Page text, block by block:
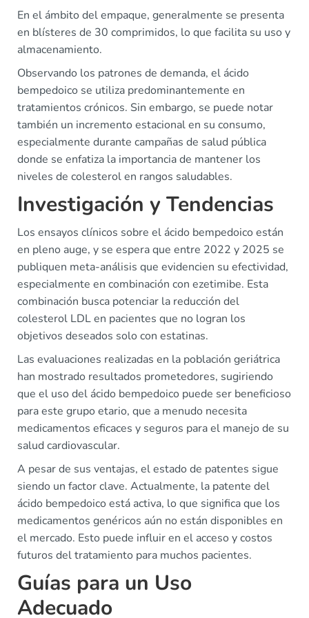
En el ámbito del empaque, generalmente se presenta
en blísteres de 30 comprimidos, lo que facilita su uso y
almacenamiento.
Observando los patrones de demanda, el ácido
bempedoico se utiliza predominantemente en
tratamientos crónicos. Sin embargo, se puede notar
también un incremento estacional en su consumo,
especialmente durante campañas de salud pública
donde se enfatiza la importancia de mantener los
niveles de colesterol en rangos saludables.
Investigación y Tendencias
Los ensayos clínicos sobre el ácido bempedoico están
en pleno auge, y se espera que entre 2022 y 2025 se
publiquen meta-análisis que evidencien su efectividad,
especialmente en combinación con ezetimibe. Esta
combinación busca potenciar la reducción del
colesterol LDL en pacientes que no logran los
objetivos deseados solo con estatinas.
Las evaluaciones realizadas en la población geriátrica
han mostrado resultados prometedores, sugiriendo
que el uso del ácido bempedoico puede ser beneficioso
para este grupo etario, que a menudo necesita
medicamentos eficaces y seguros para el manejo de su
salud cardiovascular.
A pesar de sus ventajas, el estado de patentes sigue
siendo un factor clave. Actualmente, la patente del
ácido bempedoico está activa, lo que significa que los
medicamentos genéricos aún no están disponibles en
el mercado. Esto puede influir en el acceso y costos
futuros del tratamiento para muchos pacientes.
Guías para un Uso
Adecuado